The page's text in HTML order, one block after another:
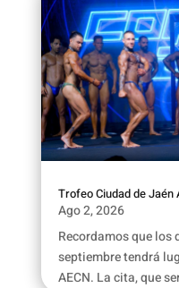
Trofeo Ciudad de Jaén
Ago 2, 2026
Recordamos que los
septiembre tendrá
AECN. La cita, que